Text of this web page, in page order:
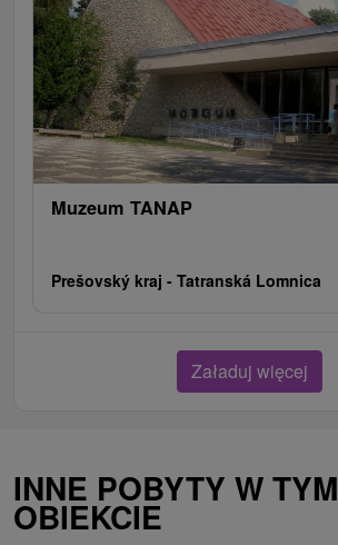
Muzeum TANAP
Prešovský kraj - Tatranská Lomnica
Załaduj więcej
INNE POBYTY W TYM
OBIEKCIE